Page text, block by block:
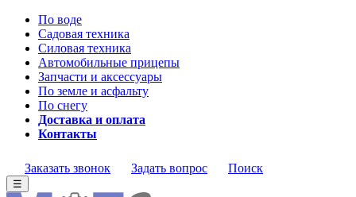
По воде
Садовая техника
Силовая техника
Автомобильные прицепы
Запчасти и аксессуары
По земле и асфальту
По снегу
Доставка и оплата
Контакты
Заказать звонок Задать вопрос Поиск
☰